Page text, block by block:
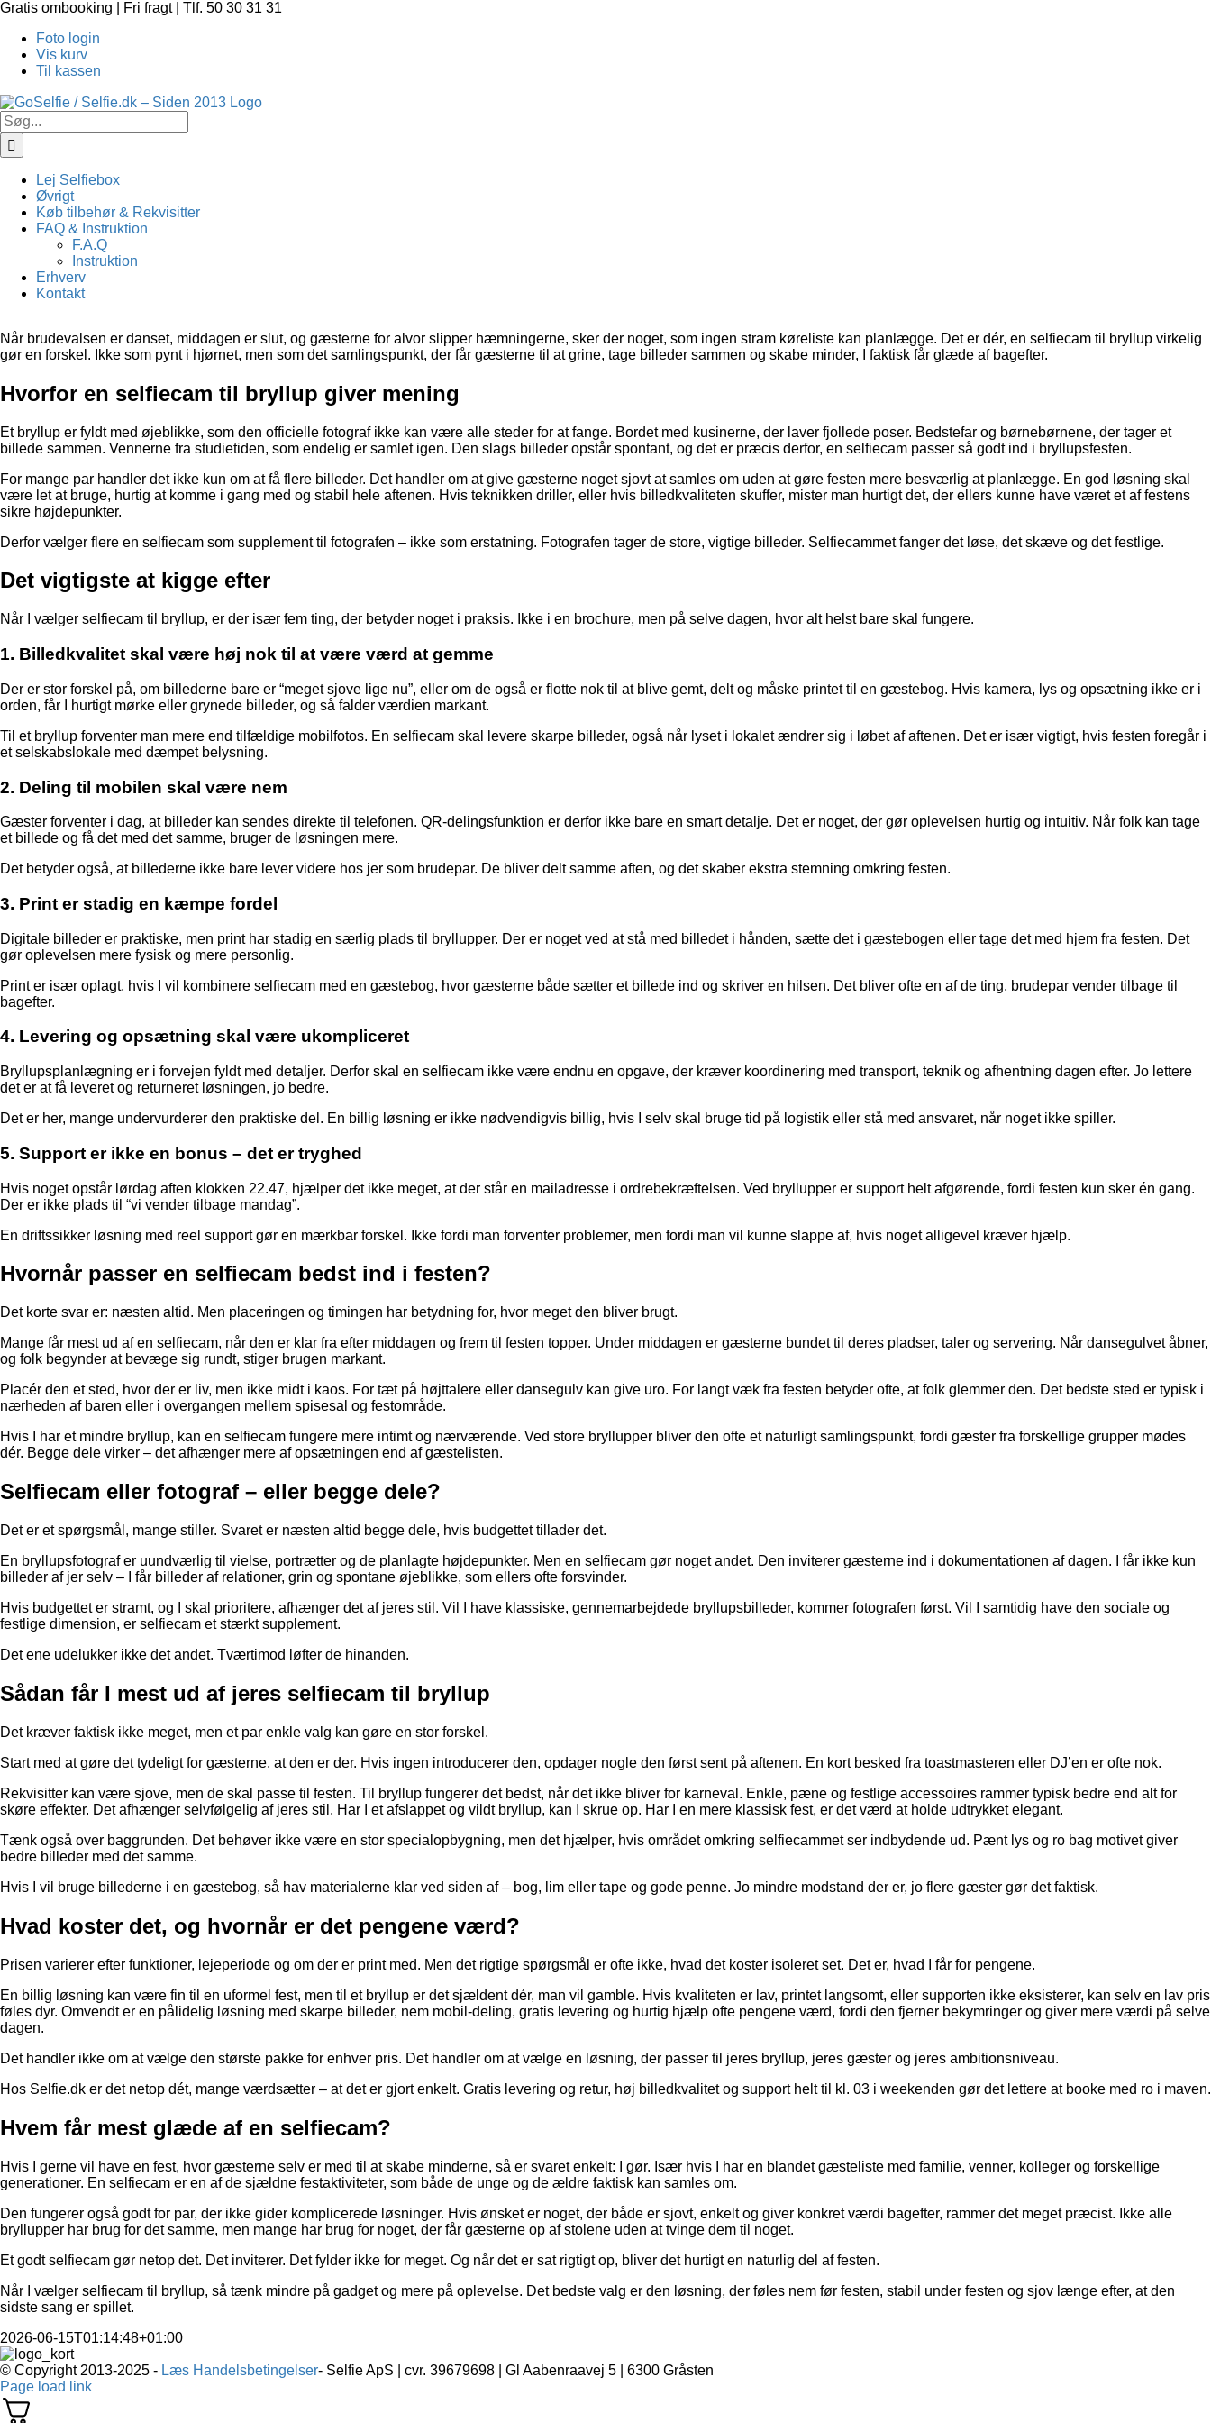
Skip
content
Gratis ombooking | Fri fragt | Tlf. 50 30 31 31
Foto login
Vis kurv
Til kassen
Søg
efter:
Lej Selfiebox
Øvrigt
Køb tilbehør & Rekvisitter
FAQ & Instruktion
F.A.Q
Instruktion
Erhverv
Kontakt
Når brudevalsen er danset, middagen er slut, og gæsterne for alvor slipper hæmningerne, sker der noget, som ingen stram køreliste kan planlægge. Det er dér, en selfiecam til bryllup virkelig
gør en forskel. Ikke som pynt i hjørnet, men som det samlingspunkt, der får gæsterne til at grine, tage billeder sammen og skabe minder, I faktisk får glæde af bagefter.
Hvorfor en selfiecam til bryllup giver mening
Et bryllup er fyldt med øjeblikke, som den officielle fotograf ikke kan være alle steder for at fange. Bordet med kusinerne, der laver fjollede poser. Bedstefar og børnebørnene, der tager et
billede sammen. Vennerne fra studietiden, som endelig er samlet igen. Den slags billeder opstår spontant, og det er præcis derfor, en selfiecam passer så godt ind i bryllupsfesten.
For mange par handler det ikke kun om at få flere billeder. Det handler om at give gæsterne noget sjovt at samles om uden at gøre festen mere besværlig at planlægge. En god løsning skal
være let at bruge, hurtig at komme i gang med og stabil hele aftenen. Hvis teknikken driller, eller hvis billedkvaliteten skuffer, mister man hurtigt det, der ellers kunne have været et af festens
sikre højdepunkter.
Derfor vælger flere en selfiecam som supplement til fotografen – ikke som erstatning. Fotografen tager de store, vigtige billeder. Selfiecammet fanger det løse, det skæve og det festlige.
Det vigtigste at kigge efter
Når I vælger selfiecam til bryllup, er der især fem ting, der betyder noget i praksis. Ikke i en brochure, men på selve dagen, hvor alt helst bare skal fungere.
1. Billedkvalitet skal være høj nok til at være værd at gemme
Der er stor forskel på, om billederne bare er “meget sjove lige nu”, eller om de også er flotte nok til at blive gemt, delt og måske printet til en gæstebog. Hvis kamera, lys og opsætning ikke er i
orden, får I hurtigt mørke eller grynede billeder, og så falder værdien markant.
Til et bryllup forventer man mere end tilfældige mobilfotos. En selfiecam skal levere skarpe billeder, også når lyset i lokalet ændrer sig i løbet af aftenen. Det er især vigtigt, hvis festen foregår i
et selskabslokale med dæmpet belysning.
2. Deling til mobilen skal være nem
Gæster forventer i dag, at billeder kan sendes direkte til telefonen. QR-delingsfunktion er derfor ikke bare en smart detalje. Det er noget, der gør oplevelsen hurtig og intuitiv. Når folk kan tage
et billede og få det med det samme, bruger de løsningen mere.
Det betyder også, at billederne ikke bare lever videre hos jer som brudepar. De bliver delt samme aften, og det skaber ekstra stemning omkring festen.
3. Print er stadig en kæmpe fordel
Digitale billeder er praktiske, men print har stadig en særlig plads til bryllupper. Der er noget ved at stå med billedet i hånden, sætte det i gæstebogen eller tage det med hjem fra festen. Det
gør oplevelsen mere fysisk og mere personlig.
Print er især oplagt, hvis I vil kombinere selfiecam med en gæstebog, hvor gæsterne både sætter et billede ind og skriver en hilsen. Det bliver ofte en af de ting, brudepar vender tilbage til
bagefter.
4. Levering og opsætning skal være ukompliceret
Bryllupsplanlægning er i forvejen fyldt med detaljer. Derfor skal en selfiecam ikke være endnu en opgave, der kræver koordinering med transport, teknik og afhentning dagen efter. Jo lettere
det er at få leveret og returneret løsningen, jo bedre.
Det er her, mange undervurderer den praktiske del. En billig løsning er ikke nødvendigvis billig, hvis I selv skal bruge tid på logistik eller stå med ansvaret, når noget ikke spiller.
5. Support er ikke en bonus – det er tryghed
Hvis noget opstår lørdag aften klokken 22.47, hjælper det ikke meget, at der står en mailadresse i ordrebekræftelsen. Ved bryllupper er support helt afgørende, fordi festen kun sker én gang.
Der er ikke plads til “vi vender tilbage mandag”.
En driftssikker løsning med reel support gør en mærkbar forskel. Ikke fordi man forventer problemer, men fordi man vil kunne slappe af, hvis noget alligevel kræver hjælp.
Hvornår passer en selfiecam bedst ind i festen?
Det korte svar er: næsten altid. Men placeringen og timingen har betydning for, hvor meget den bliver brugt.
Mange får mest ud af en selfiecam, når den er klar fra efter middagen og frem til festen topper. Under middagen er gæsterne bundet til deres pladser, taler og servering. Når dansegulvet åbner,
og folk begynder at bevæge sig rundt, stiger brugen markant.
Placér den et sted, hvor der er liv, men ikke midt i kaos. For tæt på højttalere eller dansegulv kan give uro. For langt væk fra festen betyder ofte, at folk glemmer den. Det bedste sted er typisk i
nærheden af baren eller i overgangen mellem spisesal og festområde.
Hvis I har et mindre bryllup, kan en selfiecam fungere mere intimt og nærværende. Ved store bryllupper bliver den ofte et naturligt samlingspunkt, fordi gæster fra forskellige grupper mødes
dér. Begge dele virker – det afhænger mere af opsætningen end af gæstelisten.
Selfiecam eller fotograf – eller begge dele?
Det er et spørgsmål, mange stiller. Svaret er næsten altid begge dele, hvis budgettet tillader det.
En bryllupsfotograf er uundværlig til vielse, portrætter og de planlagte højdepunkter. Men en selfiecam gør noget andet. Den inviterer gæsterne ind i dokumentationen af dagen. I får ikke kun
billeder af jer selv – I får billeder af relationer, grin og spontane øjeblikke, som ellers ofte forsvinder.
Hvis budgettet er stramt, og I skal prioritere, afhænger det af jeres stil. Vil I have klassiske, gennemarbejdede bryllupsbilleder, kommer fotografen først. Vil I samtidig have den sociale og
festlige dimension, er selfiecam et stærkt supplement.
Det ene udelukker ikke det andet. Tværtimod løfter de hinanden.
Sådan får I mest ud af jeres selfiecam til bryllup
Det kræver faktisk ikke meget, men et par enkle valg kan gøre en stor forskel.
Start med at gøre det tydeligt for gæsterne, at den er der. Hvis ingen introducerer den, opdager nogle den først sent på aftenen. En kort besked fra toastmasteren eller DJ’en er ofte nok.
Rekvisitter kan være sjove, men de skal passe til festen. Til bryllup fungerer det bedst, når det ikke bliver for karneval. Enkle, pæne og festlige accessoires rammer typisk bedre end alt for
skøre effekter. Det afhænger selvfølgelig af jeres stil. Har I et afslappet og vildt bryllup, kan I skrue op. Har I en mere klassisk fest, er det værd at holde udtrykket elegant.
Tænk også over baggrunden. Det behøver ikke være en stor specialopbygning, men det hjælper, hvis området omkring selfiecammet ser indbydende ud. Pænt lys og ro bag motivet giver
bedre billeder med det samme.
Hvis I vil bruge billederne i en gæstebog, så hav materialerne klar ved siden af – bog, lim eller tape og gode penne. Jo mindre modstand der er, jo flere gæster gør det faktisk.
Hvad koster det, og hvornår er det pengene værd?
Prisen varierer efter funktioner, lejeperiode og om der er print med. Men det rigtige spørgsmål er ofte ikke, hvad det koster isoleret set. Det er, hvad I får for pengene.
En billig løsning kan være fin til en uformel fest, men til et bryllup er det sjældent dér, man vil gamble. Hvis kvaliteten er lav, printet langsomt, eller supporten ikke eksisterer, kan selv en lav pris
føles dyr. Omvendt er en pålidelig løsning med skarpe billeder, nem mobil-deling, gratis levering og hurtig hjælp ofte pengene værd, fordi den fjerner bekymringer og giver mere værdi på selve
dagen.
Det handler ikke om at vælge den største pakke for enhver pris. Det handler om at vælge en løsning, der passer til jeres bryllup, jeres gæster og jeres ambitionsniveau.
Hos Selfie.dk er det netop dét, mange værdsætter – at det er gjort enkelt. Gratis levering og retur, høj billedkvalitet og support helt til kl. 03 i weekenden gør det lettere at booke med ro i maven.
Hvem får mest glæde af en selfiecam?
Hvis I gerne vil have en fest, hvor gæsterne selv er med til at skabe minderne, så er svaret enkelt: I gør. Især hvis I har en blandet gæsteliste med familie, venner, kolleger og forskellige
generationer. En selfiecam er en af de sjældne festaktiviteter, som både de unge og de ældre faktisk kan samles om.
Den fungerer også godt for par, der ikke gider komplicerede løsninger. Hvis ønsket er noget, der både er sjovt, enkelt og giver konkret værdi bagefter, rammer det meget præcist. Ikke alle
bryllupper har brug for det samme, men mange har brug for noget, der får gæsterne op af stolene uden at tvinge dem til noget.
Et godt selfiecam gør netop det. Det inviterer. Det fylder ikke for meget. Og når det er sat rigtigt op, bliver det hurtigt en naturlig del af festen.
Når I vælger selfiecam til bryllup, så tænk mindre på gadget og mere på oplevelse. Det bedste valg er den løsning, der føles nem før festen, stabil under festen og sjov længe efter, at den
sidste sang er spillet.
2026-06-15T01:14:48+01:00
© Copyright 2013-2025 - Læs Handelsbetingelser- Selfie ApS | cvr. 39679698 | Gl Aabenraavej 5 | 6300 Gråsten
Page load link